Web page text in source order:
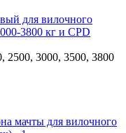
для вилочного
3800 кг и CPD
2500, 3000, 3500, 3800